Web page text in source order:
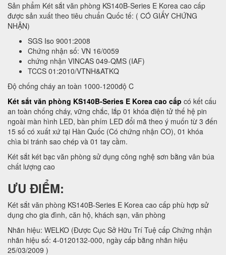
Sản phẩm Két sắt văn phòng KS140B-Series E Korea cao cấp
được sản xuất theo tiêu chuẩn Quốc tế: ( CÓ GIẤY CHỨNG
NHẬN)
SGS Iso 9001:2008
Chứng nhận số: VN 16/0059
chứng nhận VINCAS 049-QMS (IAF)
TCCS 01:2010/VTNH&ATKQ
Độ chống cháy an toàn 1000-1200độ C
Két sắt văn phòng KS140B-Series E Korea cao cấp có kết cấu
an toàn chống cháy, vững chắc, lắp 01 khóa điện tử thế hệ pin
ngoài màn hình LED, bàn phím LED đổi mã theo ý muốn từ 3 đến
15 số có xuất xứ tại Hàn Quốc (Có chứng nhận CO), 01 khóa
chìa bi tránh sao chép và 01 tay cầm.
Két sắt két bạc văn phòng sử dụng công nghệ sơn bằng vân búa
chất lượng cao
ƯU ĐIỂM:
Két sắt văn phòng KS140B-Series E Korea cao cấp phù hợp sử
dụng cho gia đình, căn hộ, khách sạn, văn phòng
Nhãn hiệu: WELKO (Được Cục Sở Hữu Trí Tuệ cấp Chứng nhận
nhãn hiệu số: 4-0120132-000, ngày cấp bằng nhãn hiệu
25/03/2009 )